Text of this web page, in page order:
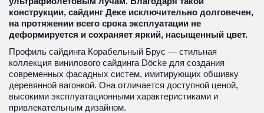
конструкции, сайдинг Деке исключительно долговечен,
на протяжении всего срока эксплуатации не
деформируется и сохраняет яркий, насыщенный цвет.
Профиль сайдинга Корабельный Брус — стильная
коллекция винилового сайдинга Döcke для создания
современных фасадных систем, имитирующих обшивку
деревянной вагонкой. Она отличается доступной ценой,
высокими эксплуатационными характеристиками и
привлекательным дизайном.